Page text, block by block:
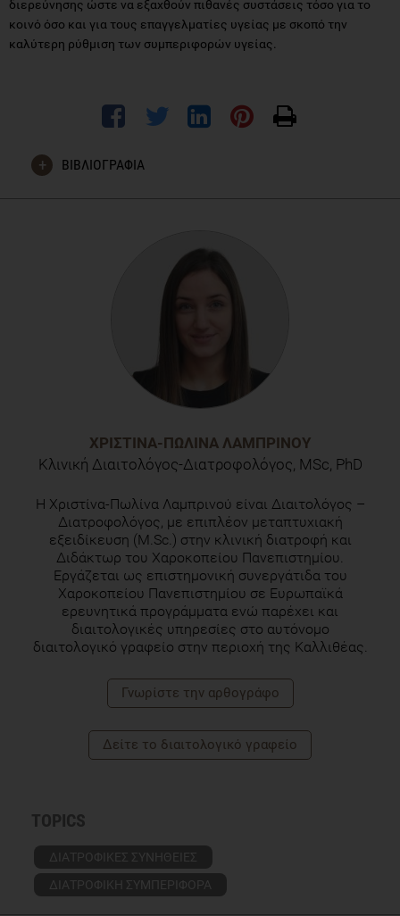
διερεύνησης ώστε να εξαχθούν πιθανές συστάσεις τόσο για το
κοινό όσο και για τους επαγγελματίες υγείας με σκοπό την
καλύτερη ρύθμιση των συμπεριφορών υγείας.
ΒΙΒΛΙΟΓΡΑΦΙΑ
and Body Mass Index in a representative Australian sample,
https://doi.org/10.1016/j.appet.2020.104607
ΧΡΙΣΤΊΝΑ-ΠΩΛΊΝΑ ΛΑΜΠΡΙΝΟΎ
Κλινική Διαιτολόγος-Διατροφολόγος, MSc, PhD
H Χριστίνα-Πωλίνα Λαμπρινού είναι Διαιτολόγος –
Διατροφολόγος, με επιπλέον μεταπτυχιακή
εξειδίκευση (M.Sc.) στην κλινική διατροφή και
Διδάκτωρ του Χαροκοπείου Πανεπιστημίου.
Εργάζεται ως επιστημονική συνεργάτιδα του
Χαροκοπείου Πανεπιστημίου σε Ευρωπαϊκά
ερευνητικά προγράμματα ενώ παρέχει και
διαιτολογικές υπηρεσίες στο αυτόνομο
διαιτολογικό γραφείο στην περιοχή της Καλλιθέας.
Γνωρίστε την αρθογράφο
Δείτε το διαιτολογικό γραφείο
TOPICS
ΔΙΑΤΡΟΦΙΚΕΣ ΣΥΝΗΘΕΙΕΣ
ΔΙΑΤΡΟΦΙΚΗ ΣΥΜΠΕΡΙΦΟΡΑ